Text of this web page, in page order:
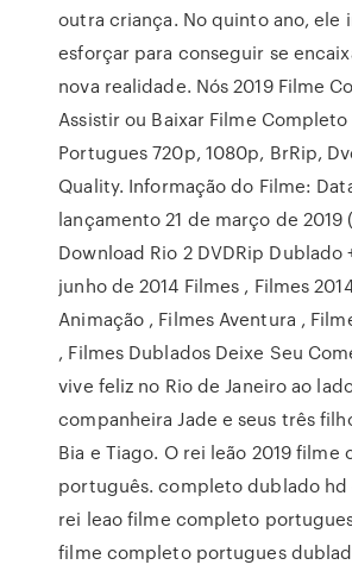
outra criança. No quinto ano, ele
esforçar para conseguir se
nova realidade. Nós 2019 Filme
Assistir ou Baixar Filme Completo
Portugues 720p, 1080p, BrRip,
Quality. Informação do Filme:
lançamento 21 de março de 2019
Download Rio 2 DVDRip Dublado
junho de 2014 Filmes , Filmes
Animação , Filmes Aventura ,
, Filmes Dublados Deixe Seu
vive feliz no Rio de Janeiro ao
companheira Jade e seus três
Bia e Tiago. O rei leão 2019 filme
português. completo dublado hd
rei leao filme completo
filme completo portugues